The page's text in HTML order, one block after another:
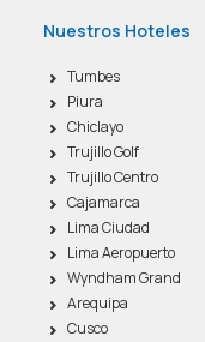
Nuestros Hoteles
Tumbes
Piura
Chiclayo
Trujillo Golf
Trujillo Centro
Cajamarca
Lima Ciudad
Lima Aeropuerto
Wyndham Grand
Arequipa
Cusco